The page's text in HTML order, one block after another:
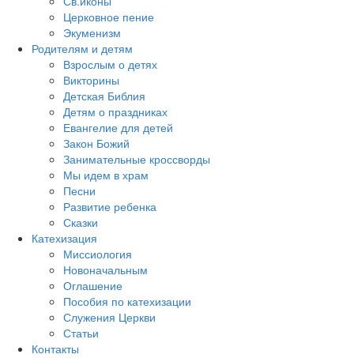
Церковное пение
Экуменизм
Родителям и детям
Взрослым о детях
Викторины
Детская Библия
Детям о праздниках
Евангелие для детей
Закон Божий
Занимательные кроссворды
Мы идем в храм
Песни
Развитие ребенка
Сказки
Катехизация
Миссиология
Новоначальным
Оглашение
Пособия по катехизации
Служения Церкви
Статьи
Контакты